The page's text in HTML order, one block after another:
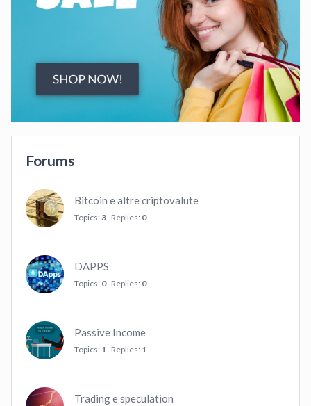
Forums
Bitcoin e altre criptovalute
Topics: 3 Replies: 0
DAPPS
Topics: 0 Replies: 0
Passive Income
Topics: 1 Replies: 1
Trading e speculation